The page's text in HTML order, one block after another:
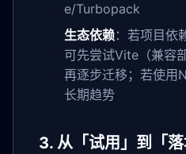
e/Turbopack
生态依赖：若项目依
可先尝试Vite（兼容
再逐步迁移；若使
长期趋势
3. 从「试用」到「